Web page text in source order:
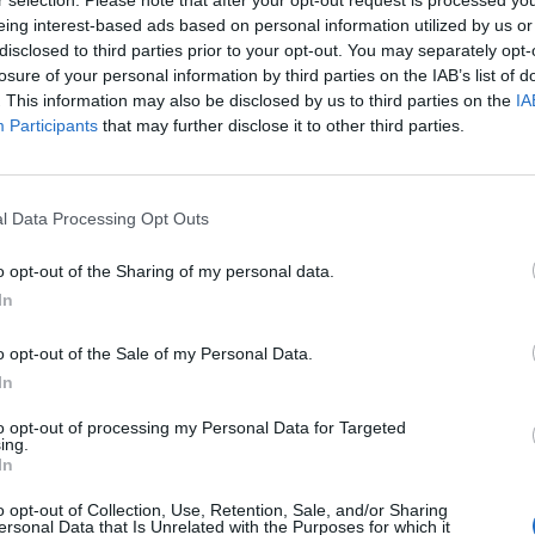
interest-based ads based on personal information utilized by us
to third parties prior to your opt-out. You may separately
of your personal information by third parties on the IAB’s list of
This information may also be disclosed by us to third parties on the
Participants that may further disclose it to other third parties.
Data Processing Opt Outs
opt-out of the Sharing of my personal data.
opt-out of the Sale of my Personal Data.
opt-out of processing my Personal Data for Targeted
opt-out of Collection, Use, Retention, Sale, and/or Sharing
Data that Is Unrelated with the Purposes for which it
Masters. Trzecia kolejka będzie zatem niezwykle istotna
są Jakub "Sinmivak" Rucki, Tomasz "EŚCIK"
po niezbyt udanym wejściu w ten split Superliga
bilans, a polski duet jest już o krok od awansu do
toplanerem jest Lebuda, wygrało jeden z trzech
się o co najmniej jedno zwycięstwo w przyszłym
Domino's 2025 Summer: